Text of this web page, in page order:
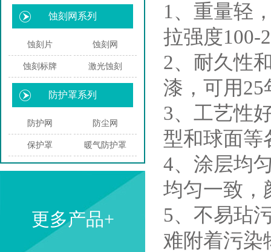
蚀刻网系列
蚀刻片 蚀刻网
蚀刻标牌 激光蚀刻
防护罩系列
防护网 防尘网
保护罩 暖气防护罩
更多产品+
1、重量轻
拉强度100-
2、耐久性
漆，可用25
3、工艺性
型和球面等
4、涂层均
均匀一致，
5、不易玷
难附着污染